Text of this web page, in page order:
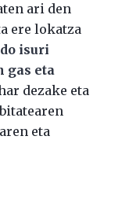
ari den
ere lokatza
isuri
gas eta
dezake eta
eta